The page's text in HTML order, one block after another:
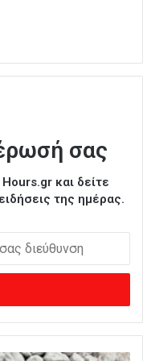
σας
και δείτε
της ημέρας.